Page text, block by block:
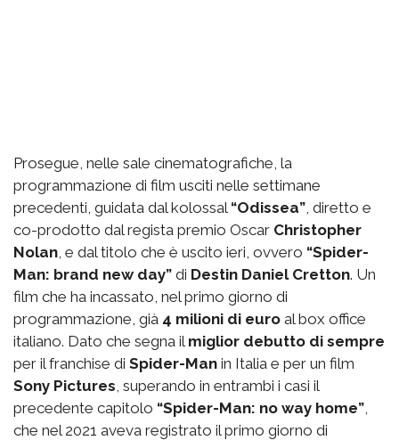
Prosegue, nelle sale cinematografiche, la
programmazione di film usciti nelle settimane
precedenti, guidata dal kolossal “Odissea” , diretto e
co-prodotto dal regista premio Oscar Christopher
Nolan , e dal titolo che è uscito ieri, ovvero “Spider-
Man: brand new day” di Destin Daniel Cretton. Un
film che ha incassato, nel primo giorno di
programmazione, già 4 milioni di euro al box office
italiano. Dato che segna il miglior debutto di sempre
per il franchise di Spider-Man in Italia e per un film
Sony Pictures , superando in entrambi i casi il
precedente capitolo “Spider-Man: no way home”
che nel 2021 aveva registrato il primo giorno di